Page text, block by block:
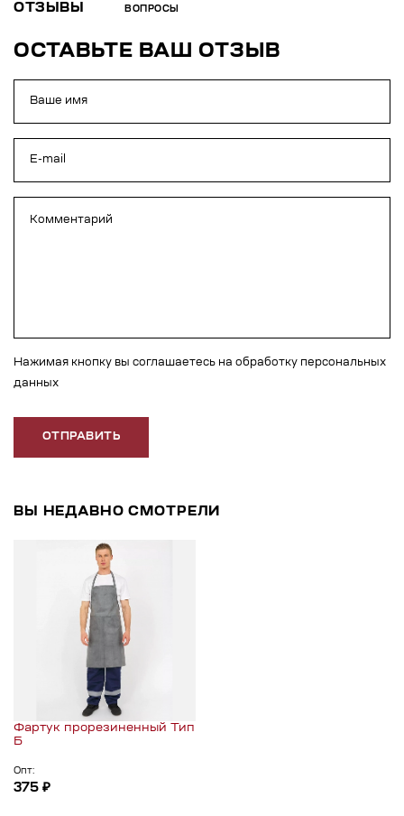
ОТЗЫВЫ ВОПРОСЫ
ОСТАВЬТЕ ВАШ ОТЗЫВ
Нажимая кнопку вы соглашаетесь на обработку персональных
данных
ОТПРАВИТЬ
ВЫ НЕДАВНО СМОТРЕЛИ
Фартук прорезиненный Тип
Б
Опт:
375 ₽